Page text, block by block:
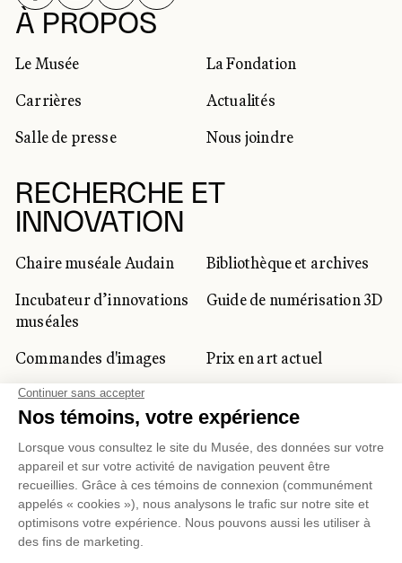
À PROPOS
Le Musée
La Fondation
Carrières
Actualités
Salle de presse
Nous joindre
RECHERCHE ET
INNOVATION
Chaire muséale Audain
Bibliothèque et archives
Incubateur d’innovations
muséales
Guide de numérisation 3D
Commandes d'images
Prix en art actuel
Prix Lynne-Cohen
CLIENTÈLE CORPORATIVE
ET PRIVÉE
Location d'espaces
Activités corporatives
RÉSEAUX SOCIAUX